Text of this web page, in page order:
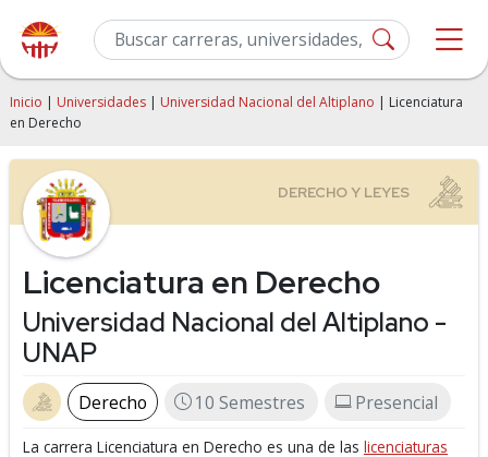
Inicio | Universidades | Universidad Nacional del Altiplano | Licenciatura
en Derecho
Licenciatura en Derecho
Universidad Nacional del Altiplano -
UNAP
Derecho 10 Semestres Presencial
La carrera Licenciatura en Derecho es una de las licenciaturas